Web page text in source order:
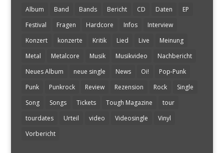
Album Band Bands Bericht CD Daten
EP
Festival
Fragen Hardcore Infos
Interview
Konzert
konzerte Kritik Lied Live
Meinung
Metal
Metalcore Musik Musikvideo
Nachbericht
Neues Album
neue single News Oi!
Pop-Punk
Punk
Punkrock Review Rezension Rock
Single
Song
Songs Tickets Tough Magazine
tour
tourdates
Urteil video Videosingle
Vinyl
Vorbericht